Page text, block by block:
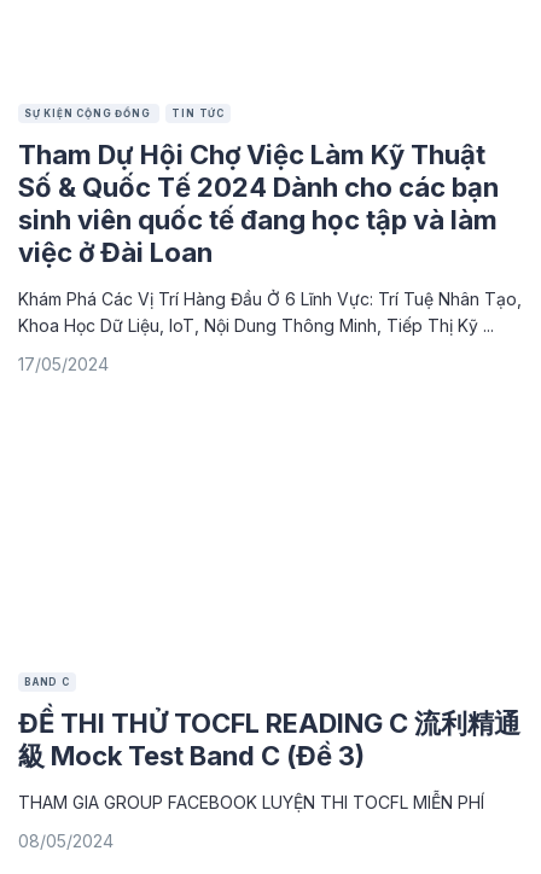
SỰ KIỆN CỘNG ĐỒNG TIN TỨC
Tham Dự Hội Chợ Việc Làm Kỹ Thuật
Số & Quốc Tế 2024 Dành cho các bạn
sinh viên quốc tế đang học tập và làm
việc ở Đài Loan
Khám Phá Các Vị Trí Hàng Đầu Ở 6 Lĩnh Vực: Trí Tuệ Nhân Tạo,
Khoa Học Dữ Liệu, IoT, Nội Dung Thông Minh, Tiếp Thị Kỹ ...
17/05/2024
BAND C
ĐỀ THI THỬ TOCFL READING C 流利精通
級 Mock Test Band C (Đề 3)
THAM GIA GROUP FACEBOOK LUYỆN THI TOCFL MIỄN PHÍ
08/05/2024